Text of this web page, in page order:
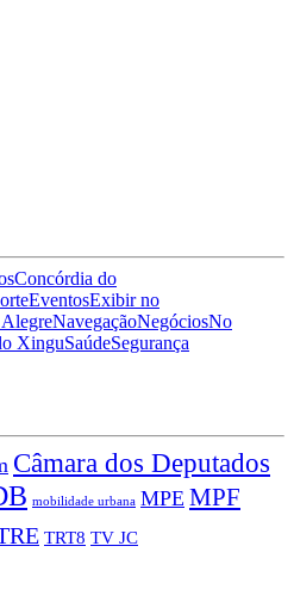
Concórdia do
EventosExibir no
NavegaçãoNegóciosNo
XinguSaúdeSegurança
Câmara dos Deputados
mobilidade urbana MPE MPF
TRT8 TV JC